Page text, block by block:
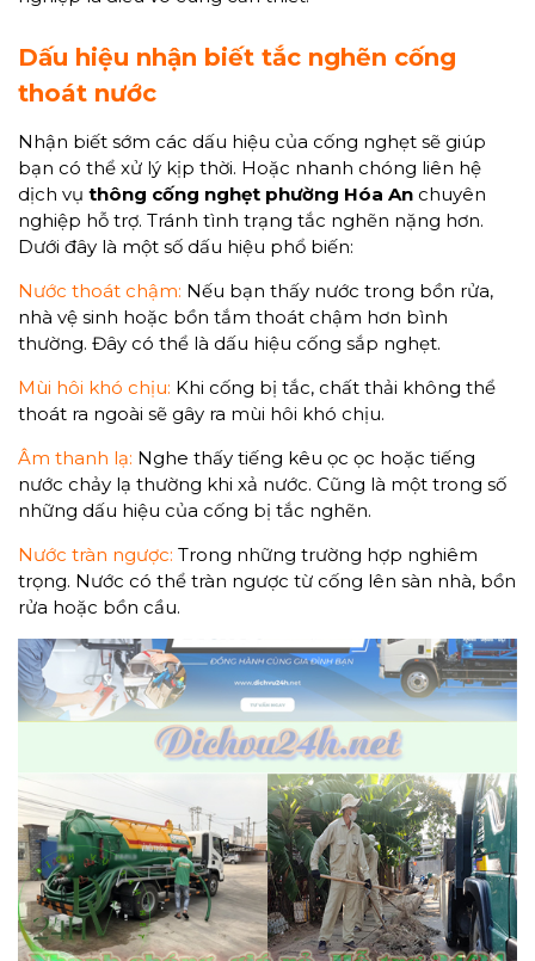
Dấu hiệu nhận biết tắc nghẽn cống
thoát nước
Nhận biết sớm các dấu hiệu của cống nghẹt sẽ giúp
bạn có thể xử lý kịp thời. Hoặc nhanh chóng liên hệ
dịch vụ thông cống nghẹt phường Hóa An chuyên
nghiệp hỗ trợ. Tránh tình trạng tắc nghẽn nặng hơn.
Dưới đây là một số dấu hiệu phổ biến:
Nước thoát chậm: Nếu bạn thấy nước trong bồn rửa,
nhà vệ sinh hoặc bồn tắm thoát chậm hơn bình
thường. Đây có thể là dấu hiệu cống sắp nghẹt.
Mùi hôi khó chịu: Khi cống bị tắc, chất thải không thể
thoát ra ngoài sẽ gây ra mùi hôi khó chịu.
Âm thanh lạ: Nghe thấy tiếng kêu ọc ọc hoặc tiếng
nước chảy lạ thường khi xả nước. Cũng là một trong số
những dấu hiệu của cống bị tắc nghẽn.
Nước tràn ngược: Trong những trường hợp nghiêm
trọng. Nước có thể tràn ngược từ cống lên sàn nhà, bồn
rửa hoặc bồn cầu.